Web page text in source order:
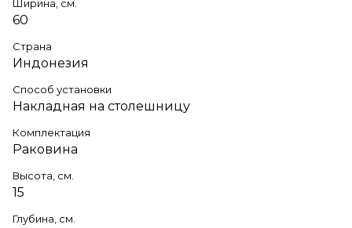
Ширина, см.
60
Страна
Индонезия
Способ установки
Накладная на столешницу
Комплектация
Раковина
Высота, см.
15
Глубина, см.